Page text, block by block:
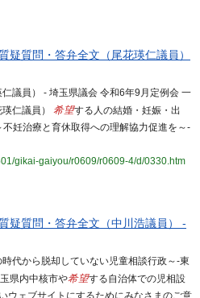
疑質問・答弁全文（尾花瑛仁議員）
議員） - 埼玉県議会 令和6年9月定例会 一
仁議員） 希望する人の結婚・妊娠・出
妊治療と育休取得への理解協力促進を～-
gikai-gaiyou/r0609/r0609-4/d/0330.htm
疑質問・答弁全文（中川浩議員） -
代から脱却していない児童相談行政～-東
県内中核市や希望する自治体での児相設
ウェブサイトにするためにみなさまのご意